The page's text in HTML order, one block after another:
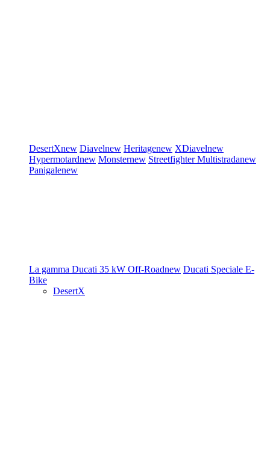
DesertXnew Diavelnew Heritagenew XDiavelnew
Hypermotardnew Monsternew StreetfighterMultistradanew
Panigalenew
La gamma Ducati 35 kW Off-Roadnew Ducati Speciale E-
Bike
DesertX